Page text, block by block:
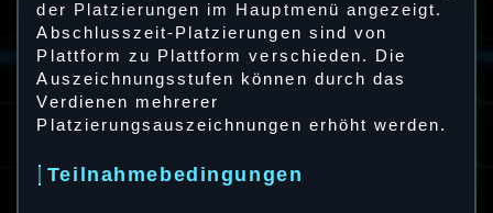
der Platzierungen im Hauptmenü angezeigt.
Abschlusszeit-Platzierungen sind von
Plattform zu Plattform verschieden. Die
Auszeichnungsstufen können durch das
Verdienen mehrerer
Platzierungsauszeichnungen erhöht werden.
Teilnahmebedingungen